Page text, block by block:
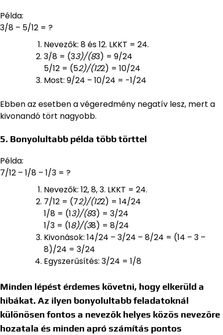
Példa:
3/8 – 5/12 = ?
Nevezők: 8 és 12. LKKT = 24.
3/8 = (33)/(83) = 9/24
5/12 = (52)/(122) = 10/24
Most: 9/24 – 10/24 = -1/24
Ebben az esetben a végeredmény negatív lesz, mert a
kivonandó tört nagyobb.
5. Bonyolultabb példa több törttel
Példa:
7/12 – 1/8 – 1/3 = ?
Nevezők: 12, 8, 3. LKKT = 24.
7/12 = (72)/(122) = 14/24
1/8 = (13)/(83) = 3/24
1/3 = (18)/(38) = 8/24
Kivonások: 14/24 – 3/24 – 8/24 = (14 – 3 –
8)/24 = 3/24
Egyszerűsítés: 3/24 = 1/8
Minden lépést érdemes követni, hogy elkerüld a
hibákat. Az ilyen bonyolultabb feladatoknál
különösen fontos a nevezők helyes közös nevezőre
hozatala és minden apró számítás pontos